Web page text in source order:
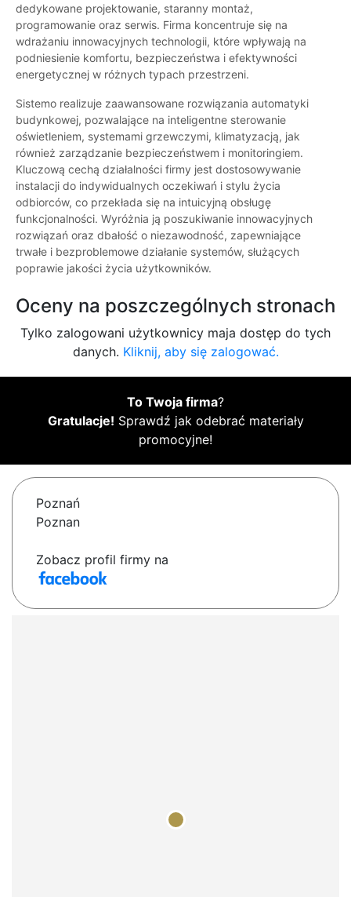
dedykowane projektowanie, staranny montaż,
programowanie oraz serwis. Firma koncentruje się na
wdrażaniu innowacyjnych technologii, które wpływają na
podniesienie komfortu, bezpieczeństwa i efektywności
energetycznej w różnych typach przestrzeni.
Sistemo realizuje zaawansowane rozwiązania automatyki
budynkowej, pozwalające na inteligentne sterowanie
oświetleniem, systemami grzewczymi, klimatyzacją, jak
również zarządzanie bezpieczeństwem i monitoringiem.
Kluczową cechą działalności firmy jest dostosowywanie
instalacji do indywidualnych oczekiwań i stylu życia
odbiorców, co przekłada się na intuicyjną obsługę
funkcjonalności. Wyróżnia ją poszukiwanie innowacyjnych
rozwiązań oraz dbałość o niezawodność, zapewniające
trwałe i bezproblemowe działanie systemów, służących
poprawie jakości życia użytkowników.
Oceny na poszczególnych stronach
Tylko zalogowani użytkownicy maja dostęp do tych
danych. Kliknij, aby się zalogować.
To Twoja firma?
Gratulacje! Sprawdź jak odebrać materiały
promocyjne!
Poznań
Poznan
Zobacz profil firmy na